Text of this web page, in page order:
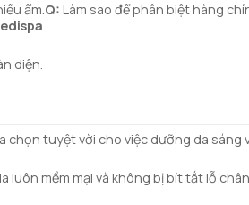
ẩm.Q: Làm sao để phân biệt hàng
.
diện.
tuyệt vời cho việc dưỡng da
mềm mại và không bị bít tắt lỗ chân